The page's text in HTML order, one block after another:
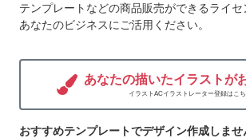
テンプレートなどの商品販売ができるライセ
あなたのビジネスにご活用ください。
あなたの描いたイラストが
イラストACイラストレーター登録はこ
おすすめテンプレートでデザイン作成しませ